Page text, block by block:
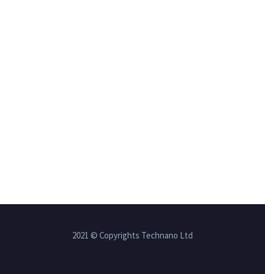
2021 © Copyrights Technano Ltd